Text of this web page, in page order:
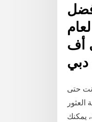
'أفضل
أف
دبي
حتى
يمكنك